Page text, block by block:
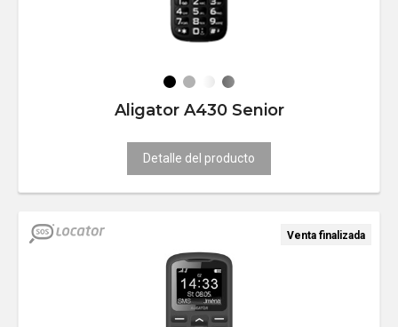
Aligator A430 Senior
Detalle del producto
Venta finalizada